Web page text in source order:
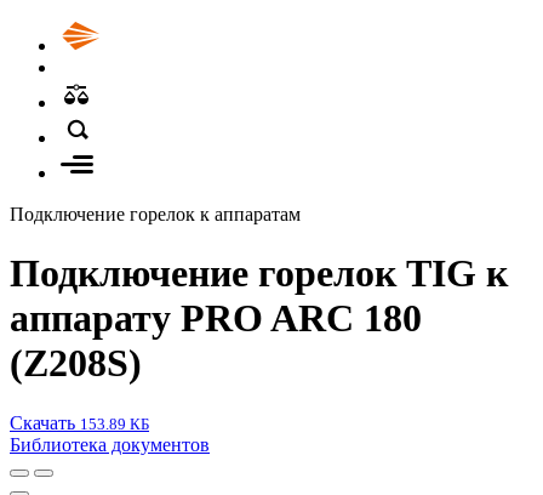
Подключение горелок к аппаратам
Подключение горелок TIG к
аппарату PRO ARC 180
(Z208S)
Скачать 153.89 КБ
Библиотека документов